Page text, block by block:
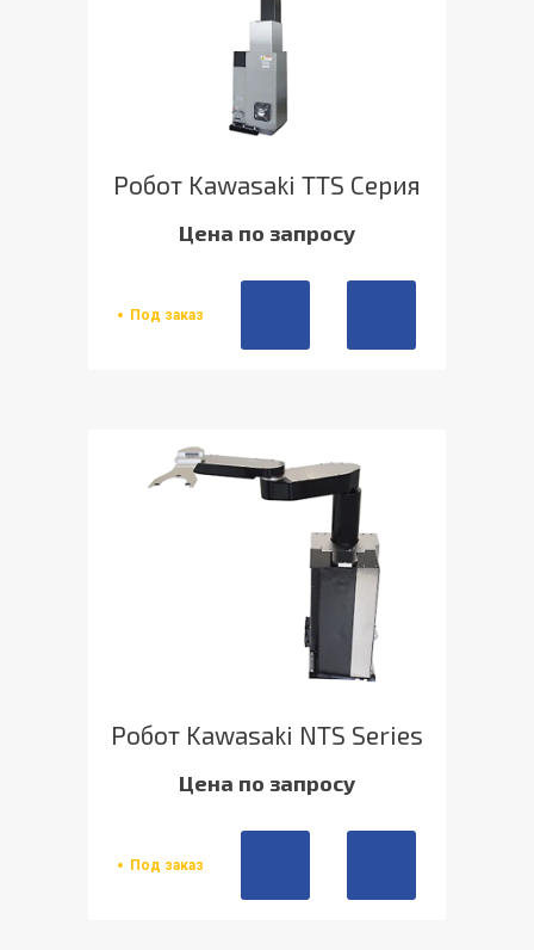
Робот Kawasaki TTS Серия
Цена по запросу
Под заказ
Робот Kawasaki NTS Series
Цена по запросу
Под заказ